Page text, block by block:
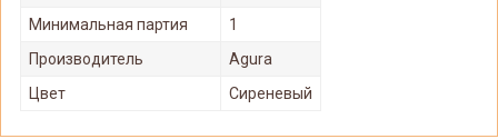
Минимальная партия
1
Производитель
Agura
Цвет
Сиреневый